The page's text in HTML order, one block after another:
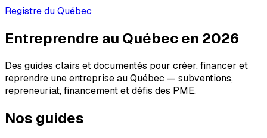
Registre du Québec
Entreprendre au Québec en 2026
Des guides clairs et documentés pour créer, financer et
reprendre une entreprise au Québec — subventions,
repreneuriat, financement et défis des PME.
Nos guides